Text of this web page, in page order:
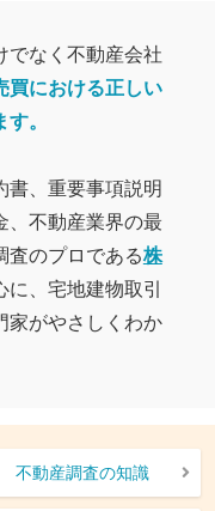
でなく不動産会社
買における正しい
。
書、重要事項説明
、不動産業界の最
査のプロである株
に、宅地建物取引
家がやさしくわか
不動産調査の知識